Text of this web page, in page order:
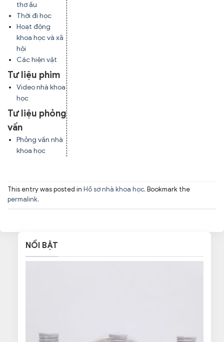
thơ ấu
Thời đi học
Hoạt động
khoa học và xã
hội
Các hiện vật
Tư liệu phim
Video nhà khoa
học
Tư liệu phỏng
vấn
Phỏng vấn nhà
khoa học
This entry was posted in Hồ sơ nhà khoa học. Bookmark the
permalink.
NỔI BẬT